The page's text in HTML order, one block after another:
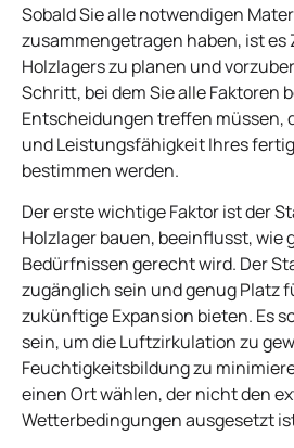
Sobald Sie alle notwendigen
zusammengetragen haben, ist es
Holzlagers zu planen und
Schritt, bei dem Sie alle Faktoren
Entscheidungen treffen müssen,
und Leistungsfähigkeit Ihres
bestimmen werden.
Der erste wichtige Faktor ist der
Holzlager bauen, beeinflusst, wie
Bedürfnissen gerecht wird. Der
zugänglich sein und genug Platz
zukünftige Expansion bieten. Es
sein, um die Luftzirkulation zu
Feuchtigkeitsbildung zu
einen Ort wählen, der nicht den
Wetterbedingungen ausgesetzt